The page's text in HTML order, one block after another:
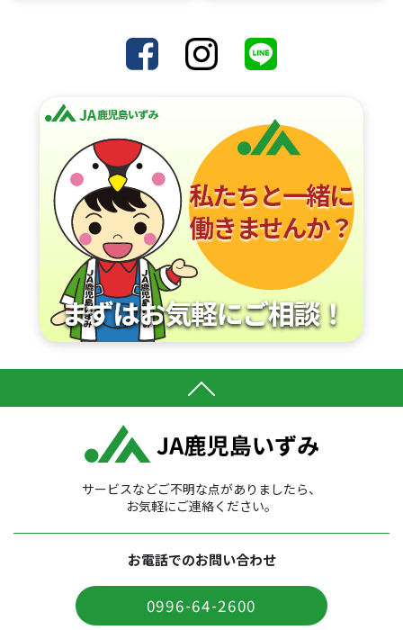
サービスなどご不明な点がありましたら、
お気軽にご連絡ください。
お電話でのお問い合わせ
0996-64-2600